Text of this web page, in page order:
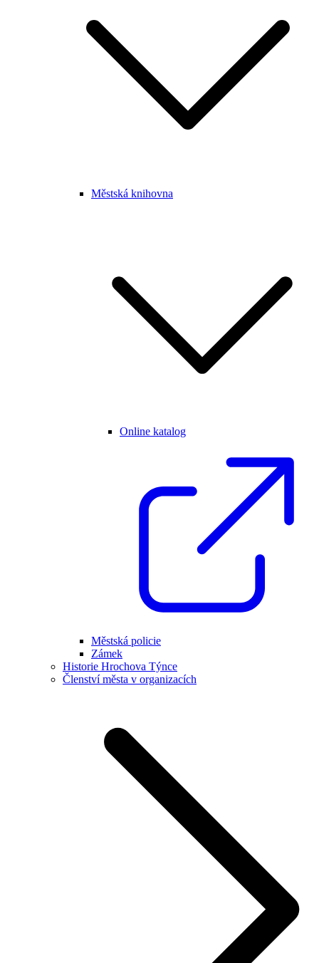
Městská knihovna
Online katalog
Městská policie
Zámek
Historie Hrochova Týnce
Členství města v organizacích